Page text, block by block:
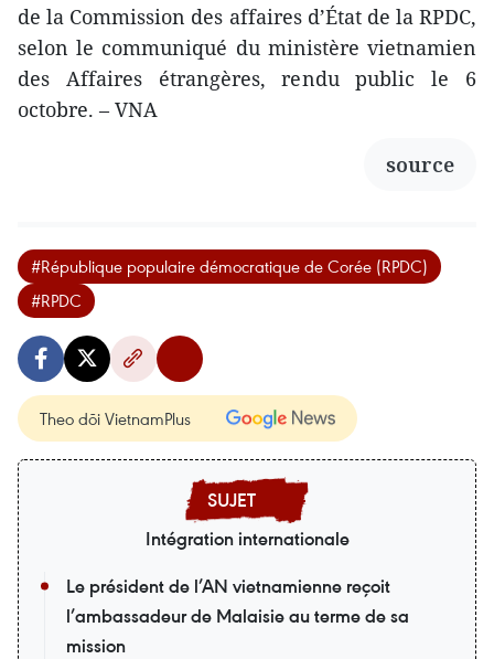
de la Commission des affaires d’État de la RPDC,
selon le communiqué du ministère vietnamien
des Affaires étrangères, rendu public le 6
octobre. – VNA
source
#République populaire démocratique de Corée (RPDC)
#RPDC
Theo dõi VietnamPlus
Intégration internationale
Le président de l’AN vietnamienne reçoit
l’ambassadeur de Malaisie au terme de sa
mission